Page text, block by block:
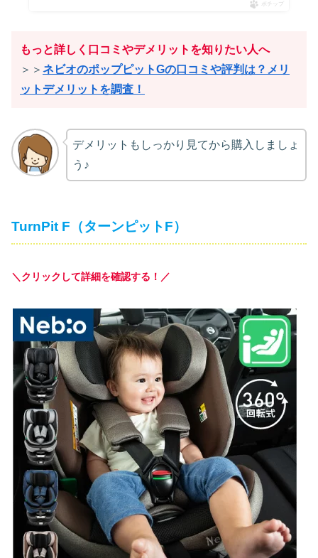
ポチップ
もっと詳しく口コミやデメリットを知りたい人へ
＞＞ ネビオのポップピットGの口コミや評判は？メリ
ットデメリットを調査！
デメリットもしっかり見てから購入しましょ
う♪
TurnPit F（ターンピットF）
＼クリックして詳細を確認する！／